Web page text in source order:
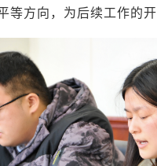
方向，为后续工作的开